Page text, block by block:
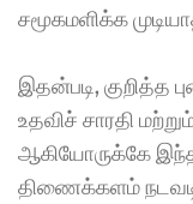
சமூகமளிக்க
இதன்படி, குறித்த
உதவிச் சாரதி
ஆகியோருக்கே
திணைக்களம்